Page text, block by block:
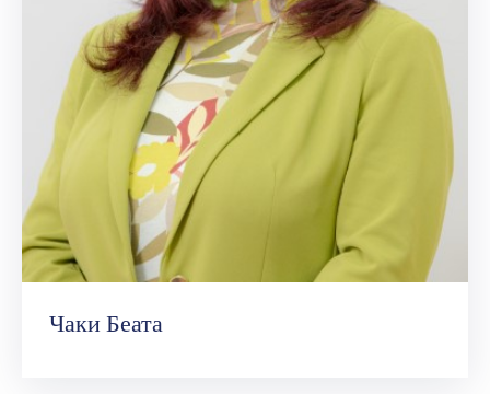
Чаки Беата